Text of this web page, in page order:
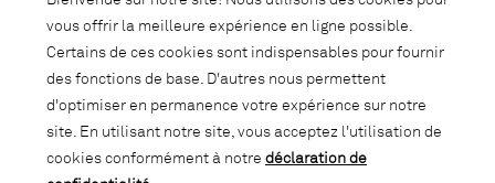
soyez informé des promotions, des
nouveautés et des trends d'intérieur.
vous offrir la meilleure expérience en ligne possible.
Certains de ces cookies sont indispensables pour fournir
des fonctions de base. D'autres nous permettent
d'optimiser en permanence votre expérience sur notre
site. En utilisant notre site, vous acceptez l'utilisation de
cookies conformément à notre déclaration de